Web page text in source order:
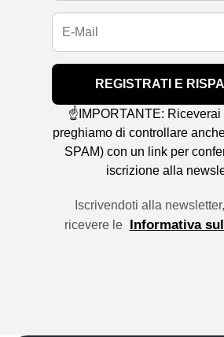
REGISTRATI E
☝️IMPORTANTE: Riceverai
preghiamo di controllare
SPAM) con un link per
iscrizione alla
Iscrivendoti alla
ricevere le
Informativa